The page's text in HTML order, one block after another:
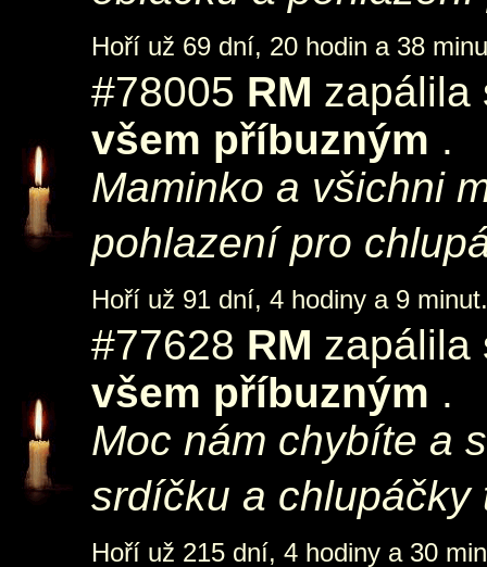
Hoří už 69 dní, 20 hodin a 38
#78005 RM
všem příbuzným .
Maminko a všichni
pohlazení pro
Hoří už 91 dní, 4 hodiny a 9 minut.
#77628 RM
všem příbuzným .
Moc nám chybíte a
srdíčku a
Hoří už 215 dní, 4 hodiny a 30